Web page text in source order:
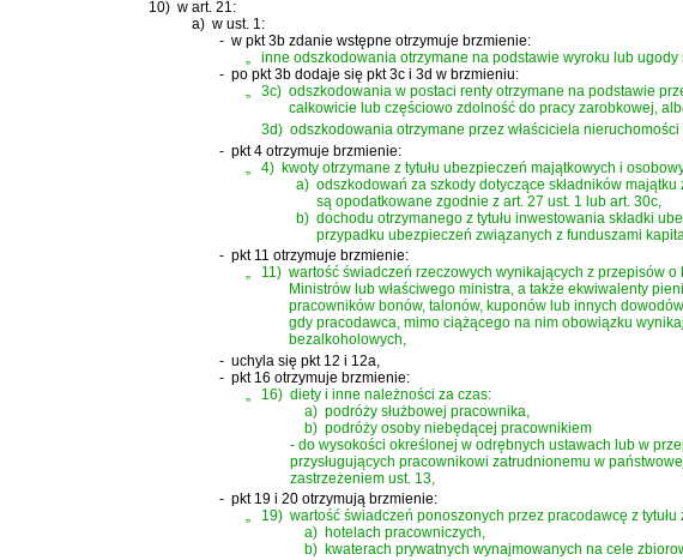
10) w art. 21:
a) w ust. 1:
- w pkt 3b zdanie wstępne otrzymuje brzmienie:
„
inne odszkodowania otrzymane na podstawie wyroku lub
- po pkt 3b dodaje się pkt 3c i 3d w brzmieniu:
„
3c) odszkodowania w postaci renty otrzymane na podstawie
całkowicie lub częściowo zdolność do pracy zarobkowej,
3d) odszkodowania otrzymane przez właściciela
- pkt 4 otrzymuje brzmienie:
4) kwoty otrzymane z tytułu ubezpieczeń majątkowych i
a) odszkodowań za szkody dotyczące składników
są opodatkowane zgodnie z art. 27 ust. 1 lub art. 30c,
b) dochodu otrzymanego z tytułu inwestowania składki
przypadku ubezpieczeń związanych z funduszami
- pkt 11 otrzymuje brzmienie:
„
11) wartość świadczeń rzeczowych wynikających z przepisów
Ministrów lub właściwego ministra, a także ekwiwalenty
pracowników bonów, talonów, kuponów lub innych
gdy pracodawca, mimo ciążącego na nim obowiązku
bezalkoholowych,
- uchyla się pkt 12 i 12a,
- pkt 16 otrzymuje brzmienie:
16) diety i inne należności za czas:
a) podróży służbowej pracownika,
b) podróży osoby niebędącej pracownikiem
- do wysokości określonej w odrębnych ustawach lub w
przysługujących pracownikowi zatrudnionemu w
zastrzeżeniem ust. 13,
- pkt 19 i 20 otrzymują brzmienie:
„
19) wartość świadczeń ponoszonych przez pracodawcę z
a) hotelach pracowniczych,
b) kwaterach prywatnych wynajmowanych na cele